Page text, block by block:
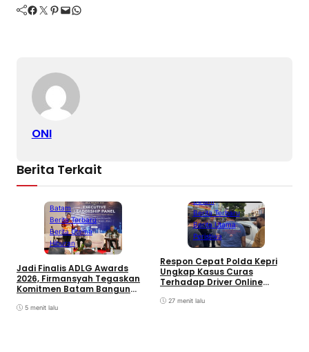
Facebook Twitter Pinterest Mail WhatsApp
ONI
Berita Terkait
Batam
Berita Terbaru
Berita Utama
Hiburan
Jadi Finalis ADLG Awards
2026, Firmansyah Tegaskan
Komitmen Batam Bangun
5 menit lalu
Batam
Berita Terbaru
Berita Utama
Peristiwa
Respon Cepat Polda Kepri
Ungkap Kasus Curas
Terhadap Driver Online
27 menit lalu